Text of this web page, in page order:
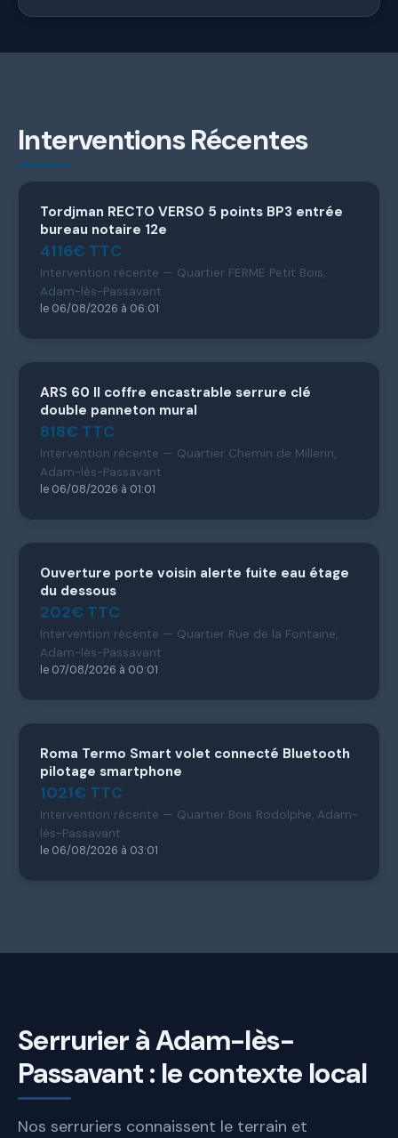
Interventions Récentes
Tordjman RECTO VERSO 5 points BP3 entrée
bureau notaire 12e
4116€ TTC
Intervention récente — Quartier FERME Petit Bois,
Adam-lès-Passavant
le 06/08/2026 à 06:01
ARS 60 II coffre encastrable serrure clé
double panneton mural
818€ TTC
Intervention récente — Quartier Chemin de Millerin,
Adam-lès-Passavant
le 06/08/2026 à 01:01
Ouverture porte voisin alerte fuite eau étage
du dessous
202€ TTC
Intervention récente — Quartier Rue de la Fontaine,
Adam-lès-Passavant
le 07/08/2026 à 00:01
Roma Termo Smart volet connecté Bluetooth
pilotage smartphone
1021€ TTC
Intervention récente — Quartier Bois Rodolphe, Adam-
lès-Passavant
le 06/08/2026 à 03:01
Serrurier à Adam-lès-
Passavant : le contexte local
Nos serruriers connaissent le terrain et